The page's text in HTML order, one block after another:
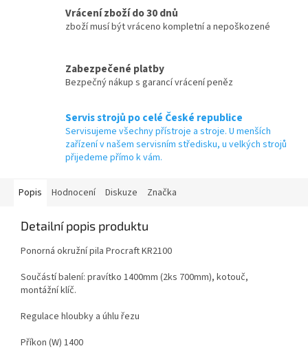
Vrácení zboží do 30 dnů
zboží musí být vráceno kompletní a nepoškozené
Zabezpečené platby
Bezpečný nákup s garancí vrácení peněz
Servis strojů po celé České republice
Servisujeme všechny přístroje a stroje. U menších
zařízení v našem servisním středisku, u velkých strojů
přijedeme přímo k vám.
Popis Hodnocení Diskuze Značka
Detailní popis produktu
Ponorná okružní pila Procraft KR2100
Součástí balení: pravítko 1400mm (2ks 700mm), kotouč,
montážní klíč.
Regulace hloubky a úhlu řezu
Příkon (W) 1400